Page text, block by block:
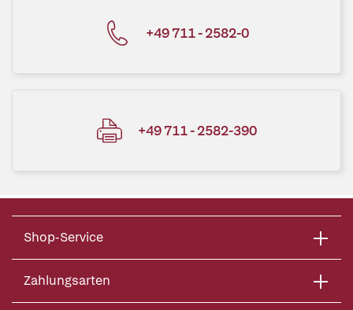
+49 711 - 2582-0
+49 711 - 2582-390
Shop-Service
Zahlungsarten